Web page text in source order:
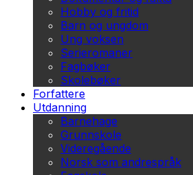
Hobby og fritid
Barn og ungdom
Ung voksen
Serieromaner
Fagbøker
Skolebøker
Forfattere
Utdanning
Barnehage
Grunnskole
Videregående
Norsk som andrespråk